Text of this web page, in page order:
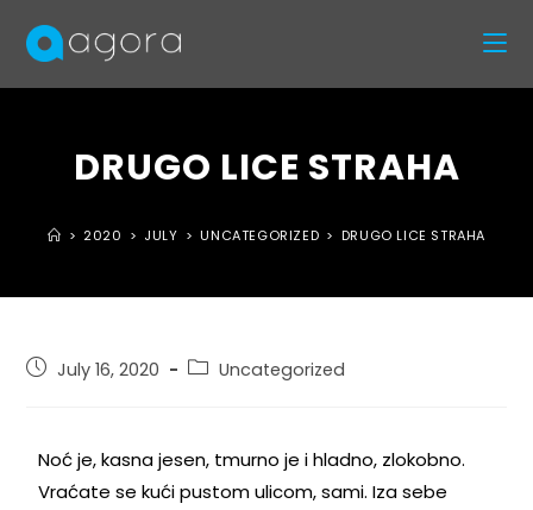
DRUGO LICE STRAHA
> 2020 > JULY > UNCATEGORIZED > DRUGO LICE STRAHA
July 16, 2020 Uncategorized
Noć je, kasna jesen, tmurno je i hladno, zlokobno.
Vraćate se kući pustom ulicom, sami. Iza sebe